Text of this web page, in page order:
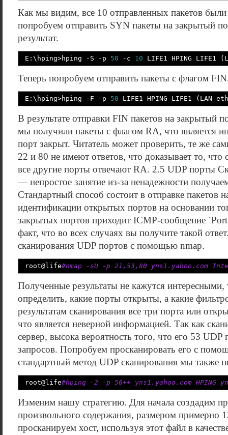
Как мы видим, все 10 отправленных пакетов
попробуем отправить SYN пакеты на закрытый
результат.
E:\hping>hping -S -p 50 -c 10 LIFE1 HPING LIFE1 (
Теперь попробуем отправить пакеты с флагом
E:\hping>hping -F -p 50 LIFE1 HPING LIFE1 ( LAN
В результате отправки FIN пакетов на закрытый
мы получили пакеты с флагом RA, что является
порт закрыт. Читатель может проверить, те же
22 и 80 не имеют ответов, что доказывает то, что
все другие порты отвечают RA. 2.5 UDP порты
— непростое занятие из-за ненадежности
Стандартный способ состоит в отправке пакетов
идентификации открытых портов на основании
закрытых портов приходит ICMP-сообщение
факт, что во всех случаях вы получите такой
сканирования UDP портов с помощью nmap.
root@life#nmap -sU -p 21,53,80 yns1.yahoo.com
Полученные результаты не кажутся интересными,
определить, какие порты открыты, а какие
результатам сканирования все три порта или
что является неверной информацией. Так как
сервер, высока вероятность того, что его 53
запросов. Попробуем просканировать его с
стандартный метод UDP сканирования мы также
root@life#hping -2 -p 50++ yns1.yahoo.com
Изменим нашу стратегию. Для начала создадим
произвольного содержания, размером примерно
просканируем хост, используя этот файл в